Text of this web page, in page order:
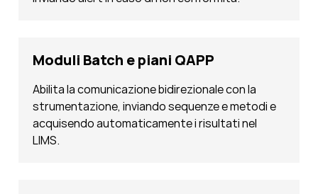
Moduli Batch e piani QAPP
Abilita la comunicazione bidirezionale con la
strumentazione, inviando sequenze e metodi e
acquisendo automaticamente i risultati nel
LIMS.